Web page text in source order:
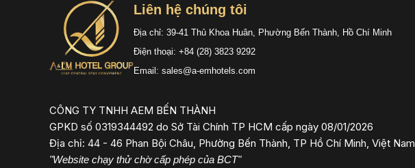
Liên hệ chúng tôi
Địa chỉ: 39-41 Thủ Khoa Huân, Phường Bến Thành, Hồ Chí Minh
Điện thoại: +84 (28) 3823 9292
Email: sales@a-emhotels.com
CÔNG TY TNHH AEM BẾN THÀNH
GPKD số 0319344492 do Sở Tài Chính TP HCM cấp ngày 08/01/2026
Địa chỉ: 44 - 46 Phan Bội Châu, Phường Bến Thành, TP Hồ Chí Minh, Việt Nam
"Website chạy thử chờ cấp phép của BCT"